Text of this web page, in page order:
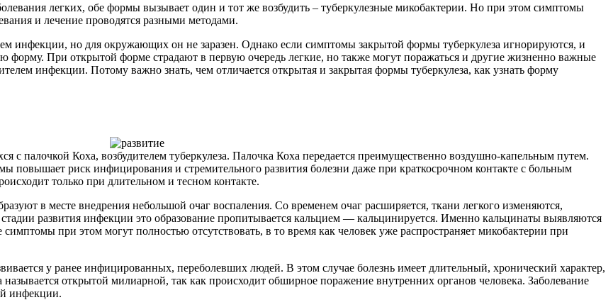
легких, обе формы вызывает один и тот же возбудить – туберкулезные микобактерии. Но при этом симптомы
и лечение проводятся разными методами.
инфекции, но для окружающих он не заразен. Однако если симптомы закрытой формы туберкулеза игнорируются, и
форму. При открытой форме страдают в первую очередь легкие, но также могут поражаться и другие жизненно важные
инфекции. Потому важно знать, чем отличается открытая и закрытая формы туберкулеза, как узнать форму
с палочкой Коха, возбудителем туберкулеза. Палочка Коха передается преимущественно воздушно-капельным путем.
повышает риск инфицирования и стремительного развития болезни даже при краткосрочном контакте с больным
только при длительном и тесном контакте.
в месте внедрения небольшой очаг воспаления. Со временем очаг расширяется, ткани легкого изменяются,
развития инфекции это образование пропитывается кальцием — кальцинируется. Именно кальцинаты выявляются
при этом могут полностью отсутствовать, в то время как человек уже распространяет микобактерии при
у ранее инфицированных, переболевших людей. В этом случае болезнь имеет длительный, хронический характер,
называется открытой милиарной, так как происходит обширное поражение внутренних органов человека. Заболевание
инфекции.